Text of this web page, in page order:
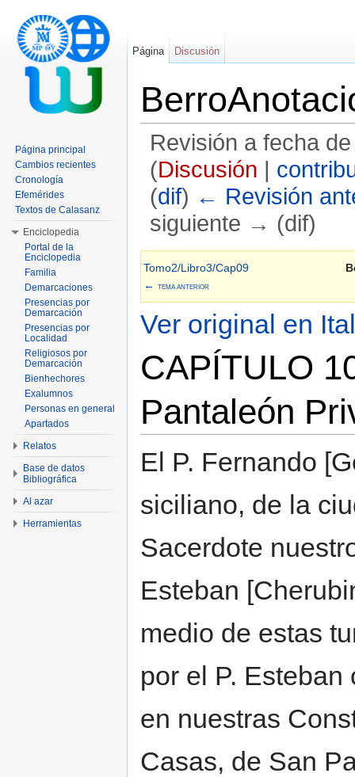
Revisión a fecha
(Discusión |
(dif) ← Revisión
siguiente → (dif)
Tomo2/Libro3/Cap09
← TEMA ANTERIOR
Ver original en
CAPÍTULO
Pantaleón
El P. Fernando
siciliano, de la
Sacerdote
Esteban
medio de estas
por el P.
en nuestras
Casas, de San
Página Discusión
Página principal
Cambios recientes
Cronología
Efemérides
Textos de Calasanz
Enciclopedia
Portal de la
Enciclopedia
Familia
Demarcaciones
Presencias por
Demarcación
Presencias por
Localidad
Religiosos por
Demarcación
Bienhechores
Exalumnos
Personas en general
Apartados
Relatos
Base de datos
Bibliográfica
Al azar
Herramientas